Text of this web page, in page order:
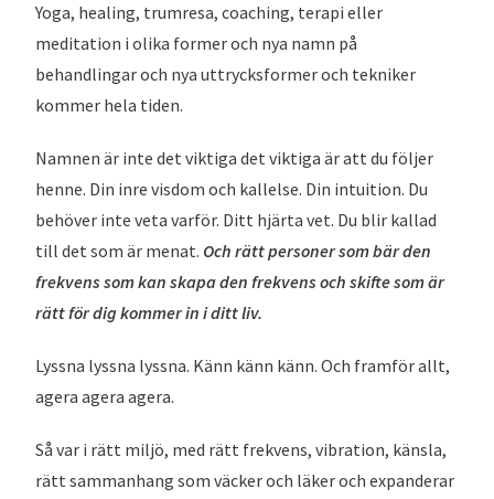
Yoga, healing, trumresa, coaching, terapi eller
meditation i olika former och nya namn på
behandlingar och nya uttrycksformer och tekniker
kommer hela tiden.
Namnen är inte det viktiga det viktiga är att du följer
henne. Din inre visdom och kallelse. Din intuition. Du
behöver inte veta varför. Ditt hjärta vet. Du blir kallad
till det som är menat. Och rätt personer som bär den
frekvens som kan skapa den frekvens och skifte som är
rätt för dig kommer in i ditt liv.
Lyssna lyssna lyssna. Känn känn känn. Och framför allt,
agera agera agera.
Så var i rätt miljö, med rätt frekvens, vibration, känsla,
rätt sammanhang som väcker och läker och expanderar